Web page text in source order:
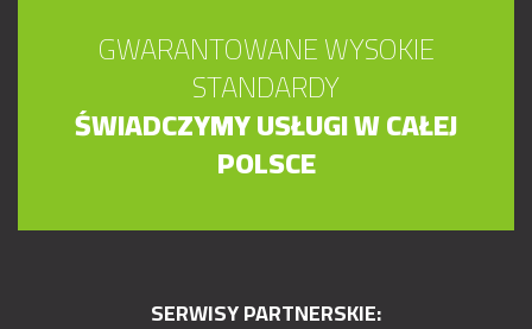
GWARANTOWANE WYSOKIE
STANDARDY
ŚWIADCZYMY USŁUGI W CAŁEJ
POLSCE
SERWISY PARTNERSKIE: